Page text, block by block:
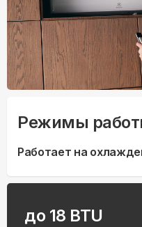
Режимы
Работает на
до 18 BTU